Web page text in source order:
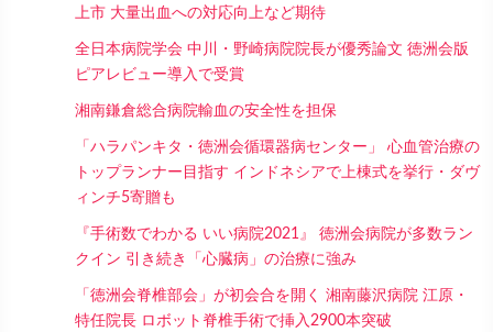
上市 大量出血への対応向上など期待
全日本病院学会 中川・野崎病院院長が優秀論文 徳洲会版
ピアレビュー導入で受賞
湘南鎌倉総合病院輸血の安全性を担保
「ハラパンキタ・徳洲会循環器病センター」 心血管治療の
トップランナー目指す インドネシアで上棟式を挙行・ダヴ
ィンチ5寄贈も
『手術数でわかる いい病院2021』 徳洲会病院が多数ラン
クイン 引き続き「心臓病」の治療に強み
「徳洲会脊椎部会」が初会合を開く 湘南藤沢病院 江原・
特任院長 ロボット脊椎手術で挿入2900本突破